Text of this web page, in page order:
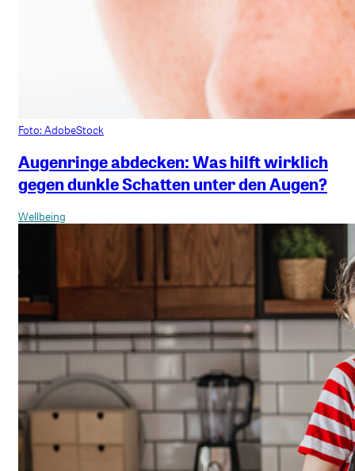
Foto: AdobeStock
Augenringe abdecken: Was hilft wirklich
gegen dunkle Schatten unter den Augen?
Wellbeing